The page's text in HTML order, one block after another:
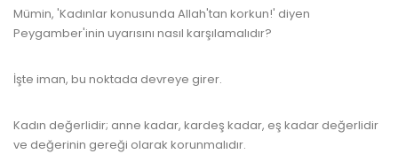
Mümin, 'Kadınlar konusunda Allah'tan korkun!' diyen
Peygamber'inin uyarısını nasıl karşılamalıdır?
İşte iman, bu noktada devreye girer.
Kadın değerlidir; anne kadar, kardeş kadar, eş kadar değerlidir
ve değerinin gereği olarak korunmalıdır.